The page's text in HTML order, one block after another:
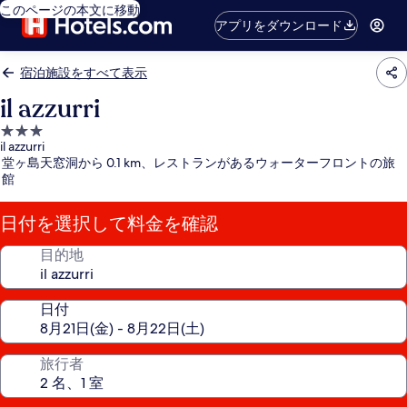
このページの本文に移動
アプリをダウンロード
宿泊施設をすべて表示
il azzurri
3.0
つ
星
宿
泊
施
設
il azzurri
堂ヶ島天窓洞から 0.1 km、レストランがあるウォーターフロントの旅
館
日付を選択して料金を確認
目的地
日付
旅行者